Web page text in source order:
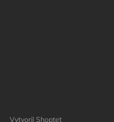
Vytvoril Shoptet